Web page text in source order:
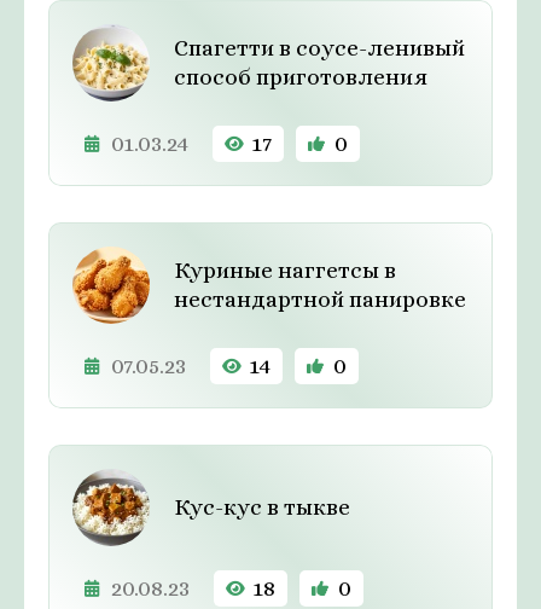
Спагетти в соусе-ленивый
способ приготовления
01.03.24 17 0
Куриные наггетсы в
нестандартной панировке
07.05.23 14 0
Кус-кус в тыкве
20.08.23 18 0